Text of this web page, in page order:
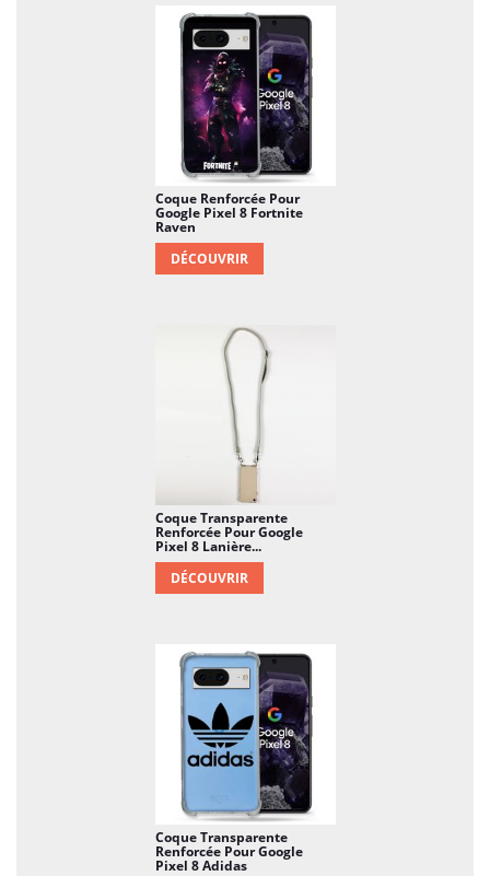
Coque Renforcée Pour
Google Pixel 8 Fortnite
Raven
DÉCOUVRIR
Coque Transparente
Renforcée Pour Google
Pixel 8 Lanière...
DÉCOUVRIR
Coque Transparente
Renforcée Pour Google
Pixel 8 Adidas